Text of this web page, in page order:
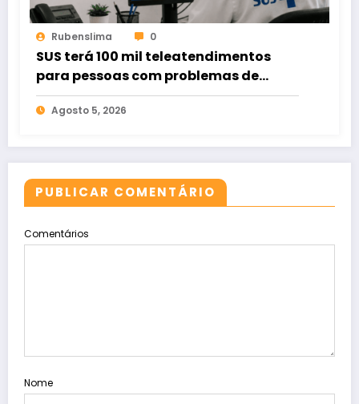
Rubenslima 0
SUS terá 100 mil teleatendimentos
para pessoas com problemas de
apostas em bets
Agosto 5, 2026
PUBLICAR COMENTÁRIO
Comentários
Nome